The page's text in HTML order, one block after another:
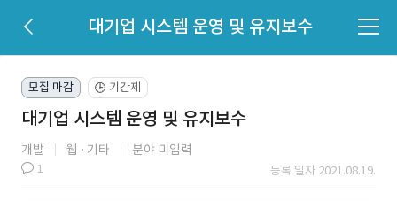
대기업 시스템 운영 및 유지보수
모집 마감 🕒 기간제
대기업 시스템 운영 및 유지보수
개발 웹 기타 분야 미입력
1 등록 일자 2021.08.19.